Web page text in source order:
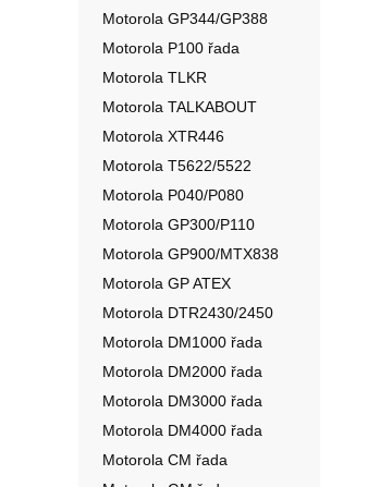
Motorola GP344/GP388
Motorola P100 řada
Motorola TLKR
Motorola TALKABOUT
Motorola XTR446
Motorola T5622/5522
Motorola P040/P080
Motorola GP300/P110
Motorola GP900/MTX838
Motorola GP ATEX
Motorola DTR2430/2450
Motorola DM1000 řada
Motorola DM2000 řada
Motorola DM3000 řada
Motorola DM4000 řada
Motorola CM řada